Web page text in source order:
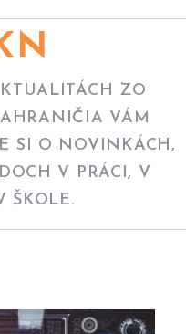
ZO
VÁM
SI O NOVINKÁCH,
V PRÁCI, V
ŠKOLE.